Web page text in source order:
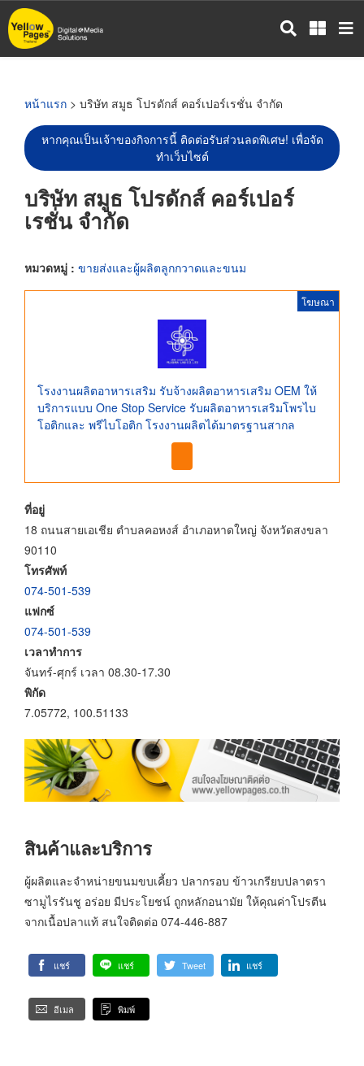
ข้าม
ไป
หน้าแรก > บริษัท สมูธ โปรดักส์ คอร์เปอร์เรชั่น จำกัด
หากคุณเป็นเจ้าของกิจการนี้ ติดต่อรับส่วนลดพิเศษ! เพื่อจัด
ทำเว็บไซต์
บริษัท สมูธ โปรดักส์ คอร์เปอร์
เรชั่น จำกัด
หมวดหมู่ : ขายส่งและผู้ผลิตลูกกวาดและขนม
โฆษณา
โรงงานผลิตอาหารเสริม รับจ้างผลิตอาหารเสริม OEM ให้
บริการแบบ One Stop Service รับผลิตอาหารเสริมโพรไบ
โอติกและ พรีไบโอติก โรงงานผลิตได้มาตรฐานสากล
ที่อยู่
18 ถนนสายเอเชีย ตำบลคอหงส์ อำเภอหาดใหญ่ จังหวัดสงขลา
90110
โทรศัพท์
074-501-539
แฟกซ์
074-501-539
เวลาทำการ
จันทร์-ศุกร์ เวลา 08.30-17.30
พิกัด
7.05772, 100.51133
สินค้าและบริการ
ผู้ผลิตและจำหน่ายขนมขบเคี้ยว ปลากรอบ ข้าวเกรียบปลาตรา
ซามูไรรันชู อร่อย มีประโยชน์ ถูกหลักอนามัย ให้คุณค่าโปรตีน
จากเนื้อปลาแท้ สนใจติดต่อ 074-446-887
แชร์ แชร์ Tweet แชร์
อีเมล พิมพ์